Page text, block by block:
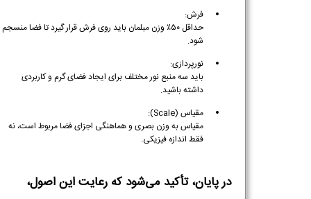
فرش:
حداقل ۵۰٪ وزن مبلمان باید روی فرش قرار گیرد تا فضا منسجم
شود.
نورپردازی:
باید سه منبع نور مختلف برای ایجاد فضای گرم و کاربردی
داشته باشید.
مقیاس (Scale):
مقیاس به وزن بصری و هماهنگی اجزای فضا مربوط است، نه
فقط اندازه فیزیکی.
در پایان، تأکید می‌شود که رعایت این اصول،